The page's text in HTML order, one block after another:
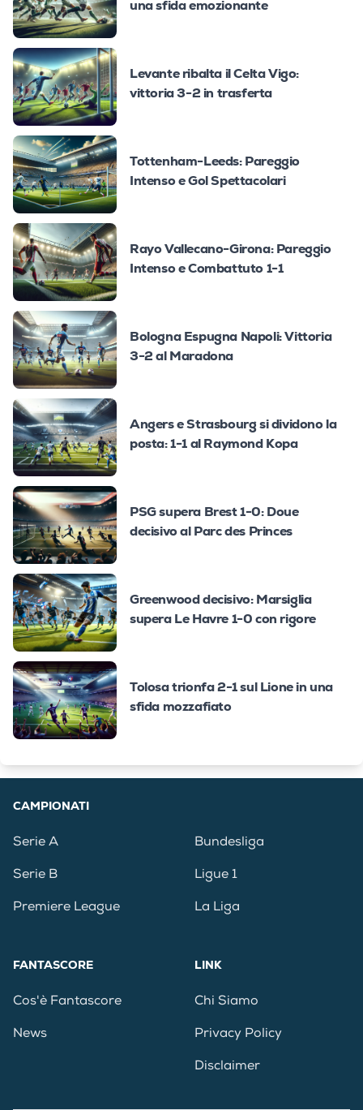
una sfida emozionante
Levante ribalta il Celta Vigo:
vittoria 3-2 in trasferta
Tottenham-Leeds: Pareggio
Intenso e Gol Spettacolari
Rayo Vallecano-Girona: Pareggio
Intenso e Combattuto 1-1
Bologna Espugna Napoli: Vittoria
3-2 al Maradona
Angers e Strasbourg si dividono la
posta: 1-1 al Raymond Kopa
PSG supera Brest 1-0: Doue
decisivo al Parc des Princes
Greenwood decisivo: Marsiglia
supera Le Havre 1-0 con rigore
Tolosa trionfa 2-1 sul Lione in una
sfida mozzafiato
CAMPIONATI
Serie A
Serie B
Premiere League
Bundesliga
Ligue 1
La Liga
FANTASCORE
Cos'è Fantascore
News
LINK
Chi Siamo
Privacy Policy
Disclaimer